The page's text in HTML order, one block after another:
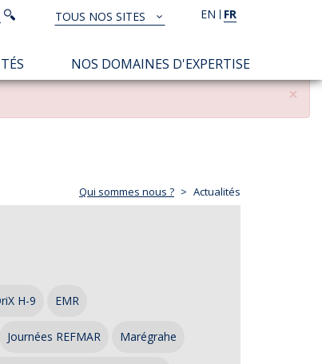
EN FR
TOUS
NOS
SITES
TOUS NOS SITES
Rechercher
Rechercher
NOS DOMAINES D'EXPERTISE
×
Qui sommes nous ? Actualités
H-9 EMR
Journées REFMAR Marégrahe